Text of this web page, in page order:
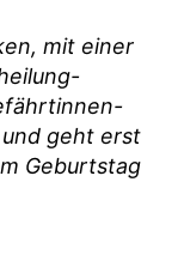
mit einer
geht erst
Geburtstag